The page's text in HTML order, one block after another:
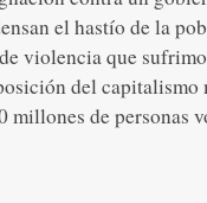
el hastío de la
violencia que
del capitalismo
millones de personas